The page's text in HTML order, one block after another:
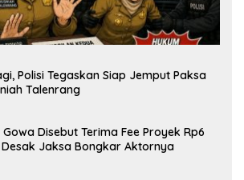
Polisi Tegaskan Siap Jemput Paksa
Talenrang
Disebut Terima Fee Proyek Rp6
Desak Jaksa Bongkar Aktornya